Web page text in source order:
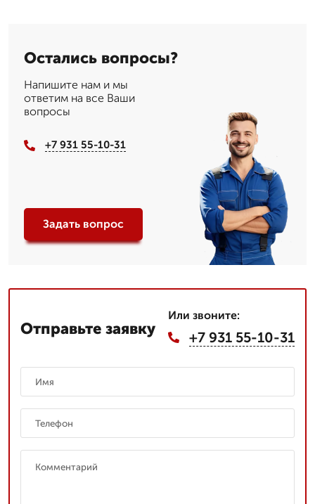
Остались вопросы?
Напишите нам и мы
ответим на все Ваши
вопросы
+7 931 55-10-31
Задать вопрос
Отправьте заявку
Или звоните:
+7 931 55-10-31